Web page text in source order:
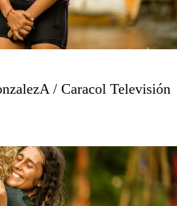
/ Caracol Televisión